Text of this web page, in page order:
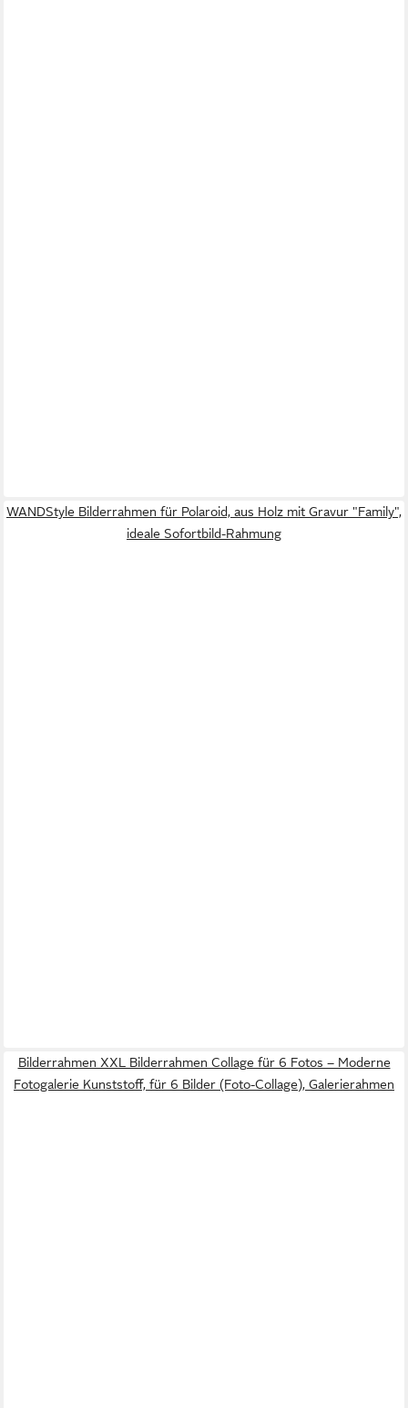
WANDStyle Bilderrahmen für Polaroid, aus Holz mit Gravur "Family",
ideale Sofortbild-Rahmung
Bilderrahmen XXL Bilderrahmen Collage für 6 Fotos – Moderne
Fotogalerie Kunststoff, für 6 Bilder (Foto-Collage), Galerierahmen